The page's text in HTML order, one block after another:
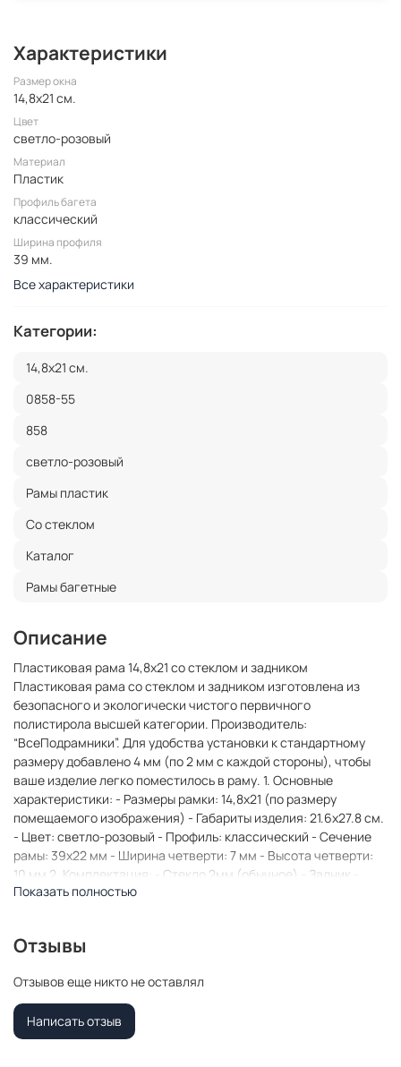
Характеристики
Размер окна
14,8x21 см.
Цвет
светло-розовый
Материал
Пластик
Профиль багета
классический
Ширина профиля
39 мм.
Все характеристики
Категории:
14,8x21 см.
0858-55
858
светло-розовый
Рамы пластик
Со стеклом
Каталог
Рамы багетные
Описание
Пластиковая рама 14,8x21 со стеклом и задником
Пластиковая рама со стеклом и задником изготовлена из
безопасного и экологически чистого первичного
полистирола высшей категории. Производитель:
“ВсеПодрамники”. Для удобства установки к стандартному
размеру добавлено 4 мм (по 2 мм с каждой стороны), чтобы
ваше изделие легко поместилось в раму. 1. Основные
характеристики: - Размеры рамки: 14,8x21 (по размеру
помещаемого изображения) - Габариты изделия: 21.6x27.8 см.
- Цвет: светло-розовый - Профиль: классический - Сечение
рамы: 39x22 мм - Ширина четверти: 7 мм - Высота четверти:
10 мм 2. Комплектация: - Стекло 2мм (обычное) - Задник -
Подвесная пластина – 2 шт. - Винты - Прижимы для фиксации
крестом • Постеров, фотографий, икон • Паспарту, зеркал •
спортивных наград • Старинных часов, ключей, монет или
украшений - Используется как настенная или настольная
фоторамка (нет подставки) 4. Преимущества: -
Универсальность: квадратные и прямоугольные форматы,
Показать полностью
Отзывы
Отзывов еще никто не оставлял
Написать отзыв